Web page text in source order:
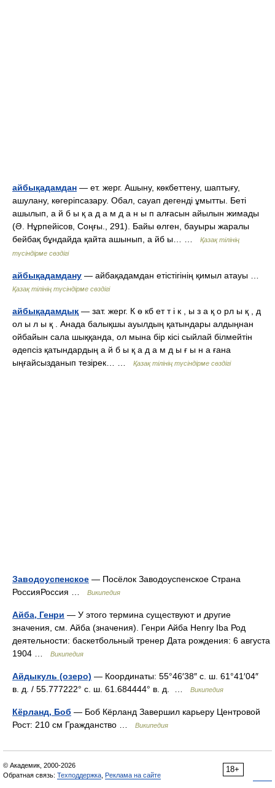
айбықадамдан — ет. жерг. Ашыну, көкбеттену, шаптығу,
ашулану, көгеріпсазару. Обал, сауап дегенді ұмытты. Беті
ашылып, а й б ы қ а д а м д а н ы п алғасын айылын жимады
(Ә. Нұрпейісов, Соңғы., 291). Байы өлген, бауыры жаралы
бейбақ бұндайда қайта ашынып, а йб ы… …
Қазақ тілінің
түсіндірме сөздігі
айбықадамдану — айбақадамдан етістігінің қимыл атауы …
Қазақ тілінің түсіндірме сөздігі
айбықадамдық — зат. жерг. К ө кб ет т і к , ы з а қ о рл ы қ , д
ол ы л ы қ . Анада балықшы ауылдың қатындары алдыңнан
ойбайын сала шыққанда, ол мына бір кісі сыйлай білмейтін
әдепсіз қатындардың а й б ы қ а д а м д ы ғ ы н а ғана
ыңғайсызданып тезірек… …
Қазақ тілінің түсіндірме сөздігі
Заводоуспенское — Посёлок Заводоуспенское Страна
РоссияРоссия …
Википедия
Айба, Генри — У этого термина существуют и другие
значения, см. Айба (значения). Генри Айба Henry Iba Род
деятельности: баскетбольный тренер Дата рождения: 6 августа
1904 …
Википедия
Айдыкуль (озеро) — Координаты: 55°46′38″ с. ш. 61°41′04″
в. д. / 55.777222° с. ш. 61.684444° в. д. …
Википедия
Кёрланд, Боб — Боб Кёрланд Завершил карьеру Центровой
Рост: 210 см Гражданство …
Википедия
18+
© Академик, 2000-2026
Обратная связь: Техподдержка Реклама на сайте